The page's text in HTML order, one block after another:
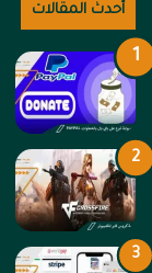
أحدث المقالات